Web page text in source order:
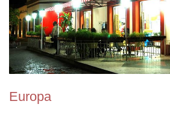
Europa